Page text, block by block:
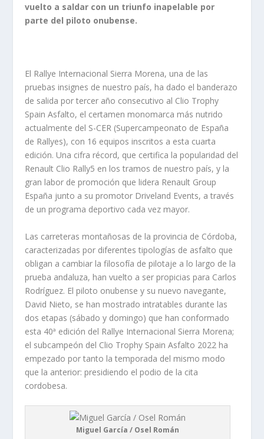
vuelto a saldar con un triunfo inapelable por
parte del piloto onubense.
El Rallye Internacional Sierra Morena, una de las
pruebas insignes de nuestro país, ha dado el banderazo
de salida por tercer año consecutivo al Clio Trophy
Spain Asfalto, el certamen monomarca más nutrido
actualmente del S-CER (Supercampeonato de España
de Rallyes), con 16 equipos inscritos a esta cuarta
edición. Una cifra récord, que certifica la popularidad del
Renault Clio Rally5 en los tramos de nuestro país, y la
gran labor de promoción que lidera Renault Group
España junto a su promotor Driveland Events, a través
de un programa deportivo cada vez mayor.
Las carreteras montañosas de la provincia de Córdoba,
caracterizadas por diferentes tipologías de asfalto que
obligan a cambiar la filosofía de pilotaje a lo largo de la
prueba andaluza, han vuelto a ser propicias para Carlos
Rodríguez. El piloto onubense y su nuevo navegante,
David Nieto, se han mostrado intratables durante las
dos etapas (sábado y domingo) que han conformado
esta 40ª edición del Rallye Internacional Sierra Morena;
el subcampeón del Clio Trophy Spain Asfalto 2022 ha
empezado por tanto la temporada del mismo modo
que la anterior: presidiendo el podio de la cita
cordobesa.
Miguel García / Osel Román